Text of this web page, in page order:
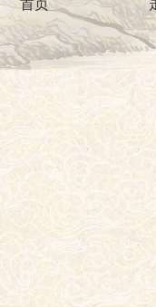
首页